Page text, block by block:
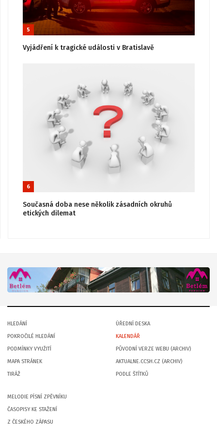
5
Vyjádření k tragické události v Bratislavě
6
Současná doba nese několik zásadních okruhů
etických dilemat
HLEDÁNÍ
POKROČILÉ HLEDÁNÍ
PODMÍNKY VYUŽITÍ
MAPA STRÁNEK
TIRÁŽ
ÚŘEDNÍ DESKA
KALENDÁŘ
PŮVODNÍ VERZE WEBU (ARCHIV)
AKTUALNE.CCSH.CZ (ARCHIV)
PODLE ŠTÍTKŮ
MELODIE PÍSNÍ ZPĚVNÍKU
ČASOPISY KE STAŽENÍ
Z ČESKÉHO ZÁPASU